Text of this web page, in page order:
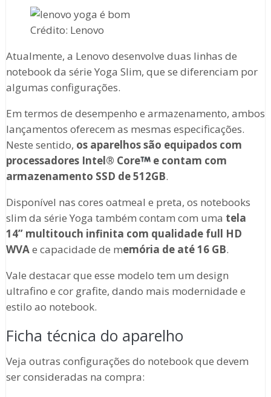
Crédito: Lenovo
Atualmente, a Lenovo desenvolve duas linhas de
notebook da série Yoga Slim, que se diferenciam por
algumas configurações.
Em termos de desempenho e armazenamento, ambos
lançamentos oferecem as mesmas especificações.
Neste sentido, os aparelhos são equipados com
processadores Intel® Core
e contam com
armazenamento SSD de 512GB.
Disponível nas cores oatmeal e preta, os notebooks
slim da série Yoga também contam com uma tela
14” multitouch infinita com qualidade full HD
WVAe capacidade de memória de até 16 GB.
Vale destacar que esse modelo tem um design
ultrafino e cor grafite, dando mais modernidade e
estilo ao notebook.
Ficha técnica do aparelho
Veja outras configurações do notebook que devem
ser consideradas na compra: